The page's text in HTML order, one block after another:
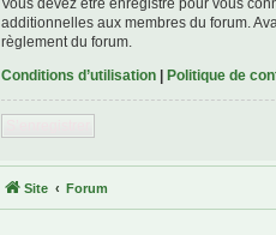
additionnelles aux membres du forum.
règlement du forum.
Conditions d’utilisation | Politique de
Site Forum